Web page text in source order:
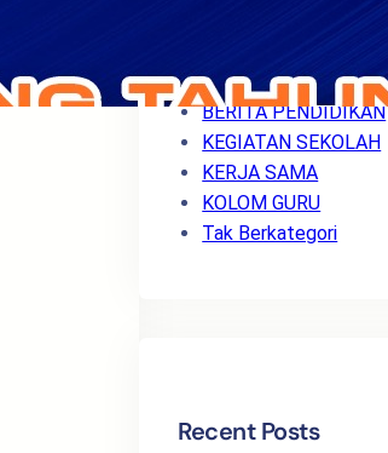
BERITA
BERITA PENDIDIKAN
KEGIATAN SEKOLAH
KERJA SAMA
KOLOM GURU
Tak Berkategori
Recent Posts